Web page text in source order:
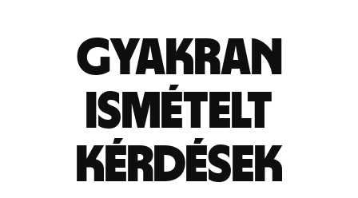
Gyakran
ismételt
kérdések